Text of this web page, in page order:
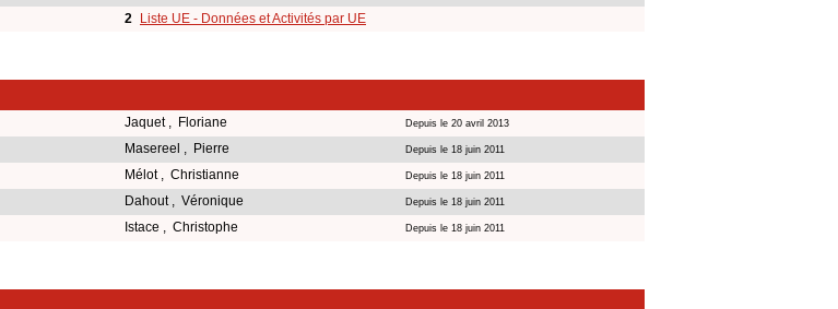
2 Liste UE - Données et Activités par UE
Jaquet , Floriane Depuis le 20 avril 2013
Masereel , Pierre Depuis le 18 juin 2011
Mélot , Christianne Depuis le 18 juin 2011
Dahout , Véronique Depuis le 18 juin 2011
Istace , Christophe Depuis le 18 juin 2011